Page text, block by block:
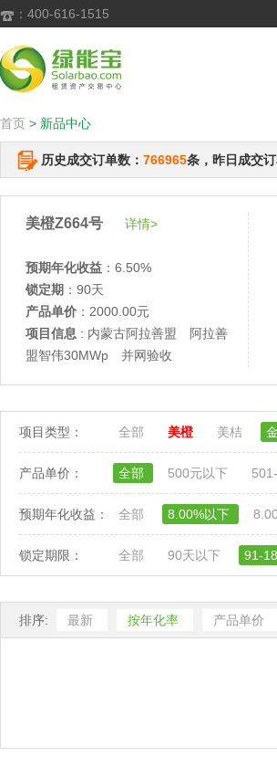
 ：400-616-1515
首页 > 新品中心
历史成交订单数： 766965条，昨日成交订
美橙Z664号 详情>
预期年化收益 ：6.50%
锁定期 ：90天
产品单价 ：2000.00元
项目信息 : 内蒙古阿拉善盟 阿拉善
盟智伟30MWp 并网验收
项目类型： 全部 美橙 美桔
产品单价： 全部 500元以下
预期年化收益： 全部 8.00%以下
锁定期限： 全部 90天以下 91-
排序: 最新 按年化率 产品单价